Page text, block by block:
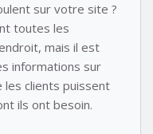
sur votre site ?
toutes les
mais il est
informations sur
les clients puissent
ils ont besoin.